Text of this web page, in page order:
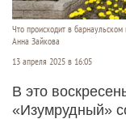
Что происходит в
Анна Зайкова
13 апреля 2025 в 16:05
В это
«Изумрудный»